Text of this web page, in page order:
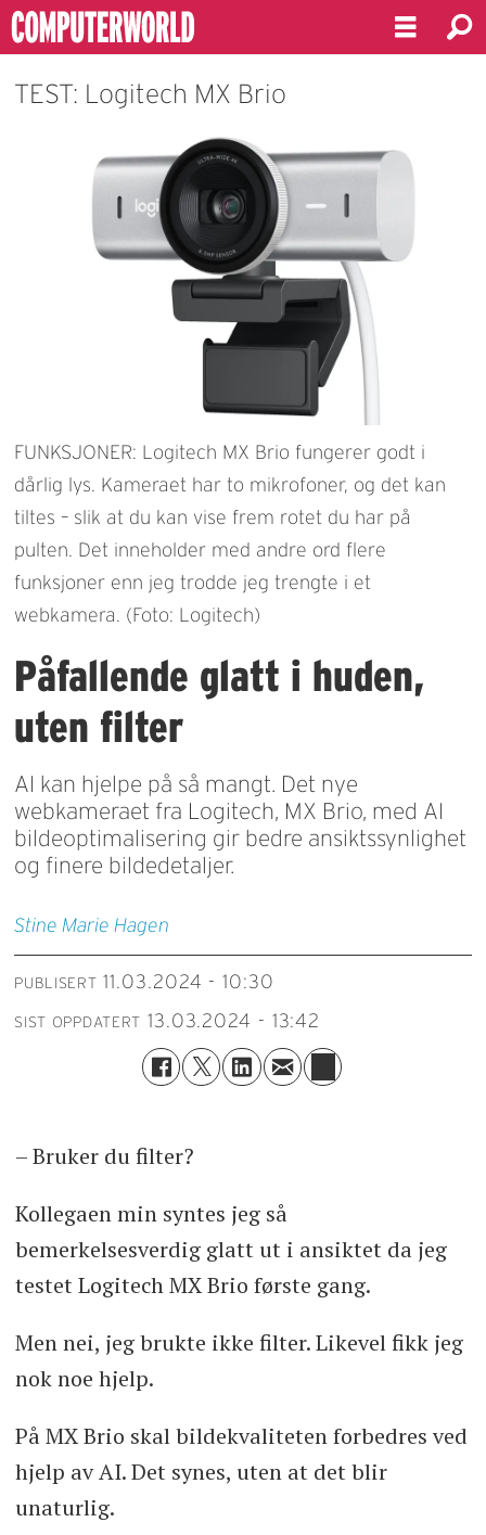
TEST: Logitech MX Brio
FUNKSJONER: Logitech MX Brio fungerer godt i
dårlig lys. Kameraet har to mikrofoner, og det kan
tiltes – slik at du kan vise frem rotet du har på
pulten. Det inneholder med andre ord flere
funksjoner enn jeg trodde jeg trengte i et
webkamera. (Foto: Logitech)
Påfallende glatt i huden,
uten filter
AI kan hjelpe på så mangt. Det nye
webkameraet fra Logitech, MX Brio, med AI
bildeoptimalisering gir bedre ansiktssynlighet
og finere bildedetaljer.
Stine Marie Hagen
PUBLISERT 11.03.2024 - 10:30
SIST OPPDATERT 13.03.2024 - 13:42
– Bruker du filter?
Kollegaen min syntes jeg så
bemerkelsesverdig glatt ut i ansiktet da jeg
testet Logitech MX Brio første gang.
Men nei, jeg brukte ikke filter. Likevel fikk jeg
nok noe hjelp.
På MX Brio skal bildekvaliteten forbedres ved
hjelp av AI. Det synes, uten at det blir
unaturlig.